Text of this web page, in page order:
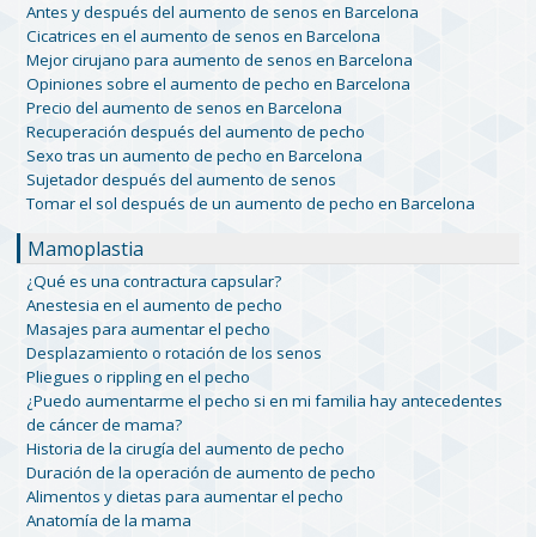
Antes y después del aumento de senos en Barcelona
Cicatrices en el aumento de senos en Barcelona
Mejor cirujano para aumento de senos en Barcelona
Opiniones sobre el aumento de pecho en Barcelona
Precio del aumento de senos en Barcelona
Recuperación después del aumento de pecho
Sexo tras un aumento de pecho en Barcelona
Sujetador después del aumento de senos
Tomar el sol después de un aumento de pecho en Barcelona
Mamoplastia
¿Qué es una contractura capsular?
Anestesia en el aumento de pecho
Masajes para aumentar el pecho
Desplazamiento o rotación de los senos
Pliegues o rippling en el pecho
¿Puedo aumentarme el pecho si en mi familia hay antecedentes
de cáncer de mama?
Historia de la cirugía del aumento de pecho
Duración de la operación de aumento de pecho
Alimentos y dietas para aumentar el pecho
Anatomía de la mama